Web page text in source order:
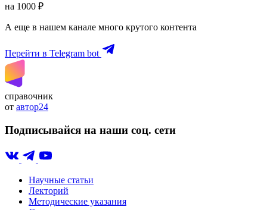
на 1000 ₽
А еще в нашем канале много крутого контента
Перейти в Telegram bot
справочник
от автор24
Подписывайся на наши соц. сети
Научные статьи
Лекторий
Методические указания